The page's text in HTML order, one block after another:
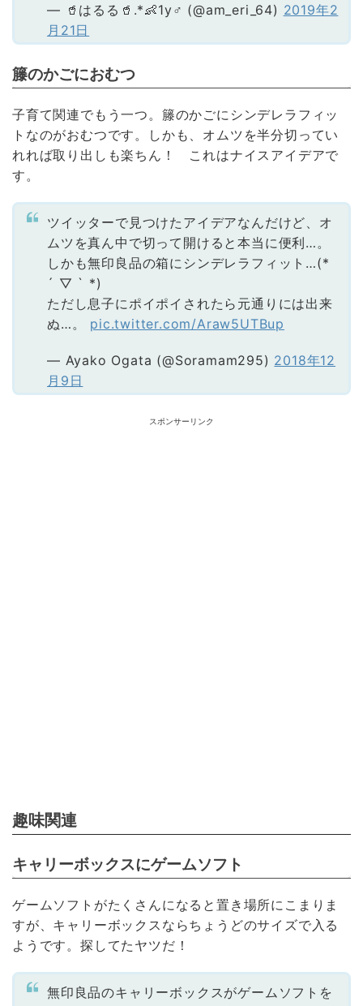
— 🥤はるる🥤.*👶1y♂ (@am_eri_64) 2019年2
月21日
籐のかごにおむつ
子育て関連でもう一つ。籐のかごにシンデレラフィッ
トなのがおむつです。しかも、オムツを半分切ってい
れれば取り出しも楽ちん！ これはナイスアイデアで
す。
ツイッターで見つけたアイデアなんだけど、オ
ムツを真ん中で切って開けると本当に便利…。
しかも無印良品の箱にシンデレラフィット…(*
´ ▽ ` *)
ただし息子にポイポイされたら元通りには出来
ぬ…。 pic.twitter.com/Araw5UTBup
— Ayako Ogata (@Soramam295) 2018年12
月9日
スポンサーリンク
趣味関連
キャリーボックスにゲームソフト
ゲームソフトがたくさんになると置き場所にこまりま
すが、キャリーボックスならちょうどのサイズで入る
ようです。探してたヤツだ！
無印良品のキャリーボックスがゲームソフトを